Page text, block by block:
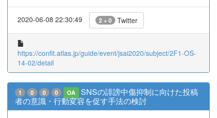
2020-06-08 22:30:49 2 + 0 Twitter
https://confit.atlas.jp/guide/event/jsai2020/subject/2F1-OS-
14-02/detail
1 0 0 0 OA
SNSの誹謗中傷抑制に向けた投稿
者の意識・行動変容を促す手法の検討